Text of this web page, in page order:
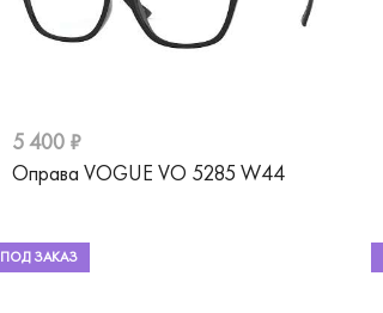
5 400 ₽
Оправа VOGUE VO 5285 W44
ПОД ЗАКАЗ